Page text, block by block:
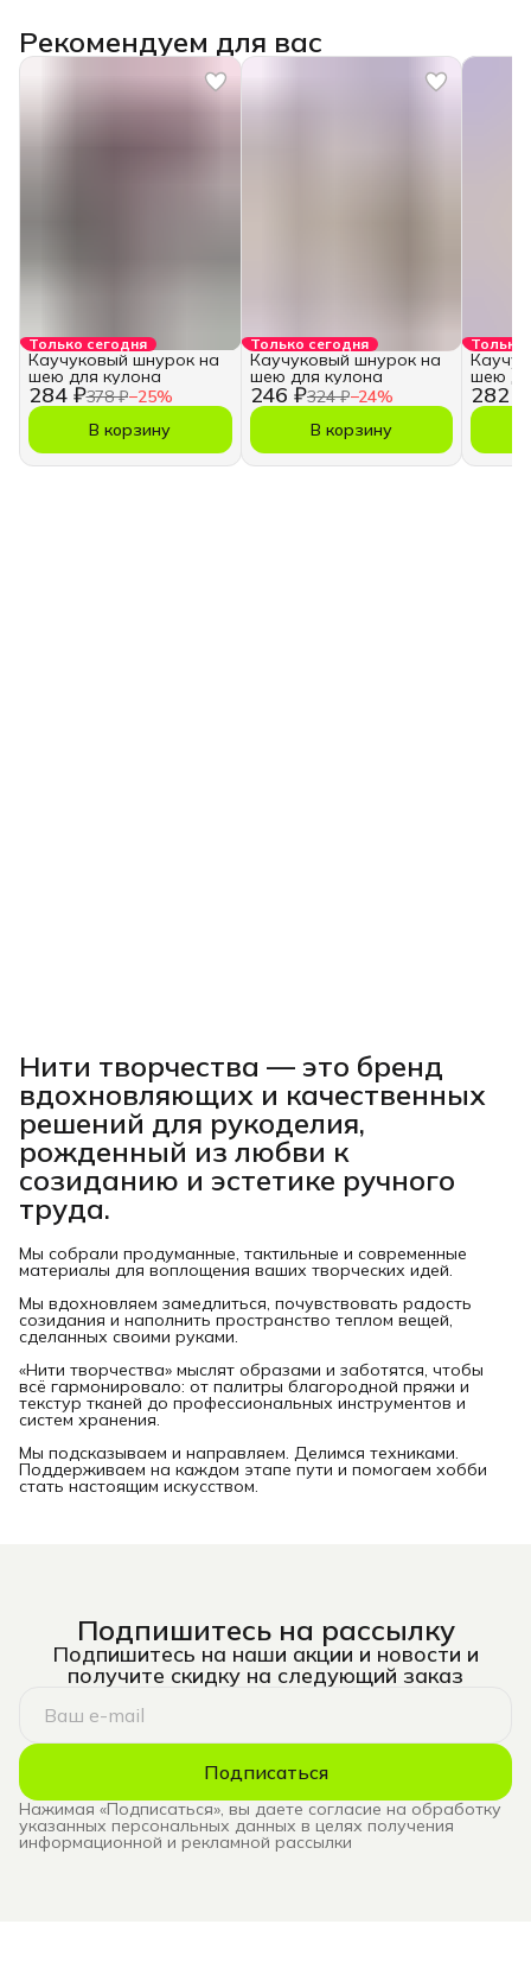
Рекомендуем для вас
Только сегодня
284 ₽378 ₽−25%
Каучуковый шнурок на
шею для кулона
В корзину
Только сегодня
246 ₽324 ₽−24%
Каучуковый шнурок на
шею для кулона
В корзину
Только
282 ₽
шею
Нити творчества — это бренд
вдохновляющих и качественных
решений для рукоделия,
рожденный из любви к
созиданию и эстетике ручного
труда.
Мы собрали продуманные, тактильные и современные
материалы для воплощения ваших творческих идей.
Мы вдохновляем замедлиться, почувствовать радость
созидания и наполнить пространство теплом вещей,
сделанных своими руками.
«Нити творчества» мыслят образами и заботятся, чтобы
всё гармонировало: от палитры благородной пряжи и
текстур тканей до профессиональных инструментов и
систем хранения.
Мы подсказываем и направляем. Делимся техниками.
Поддерживаем на каждом этапе пути и помогаем хобби
стать настоящим искусством.
Подпишитесь на рассылку
Подпишитесь на наши акции и новости и
получите скидку на следующий заказ
Подписаться
Нажимая «Подписаться», вы даете согласие на обработку
указанных персональных данных в целях получения
информационной и рекламной рассылки